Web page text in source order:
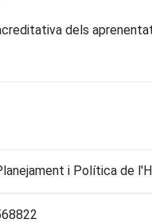
dels
i Política de